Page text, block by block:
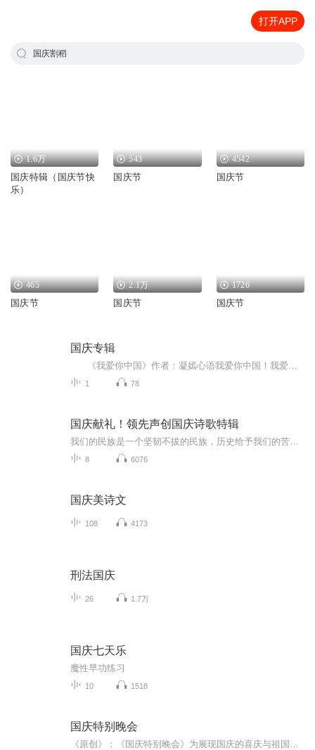
打开APP
国庆割稻
1.6万
国庆特辑（国庆节快
乐）
543
国庆节
4542
国庆节
465
国庆节
2.1万
国庆节
1726
国庆节
国庆专辑
1 78
国庆献礼！领先声创国庆诗歌特辑
8 6076
国庆美诗文
108 4173
刑法国庆
26 1.7万
国庆七天乐
魔性早功练习
10 1518
国庆特别晚会